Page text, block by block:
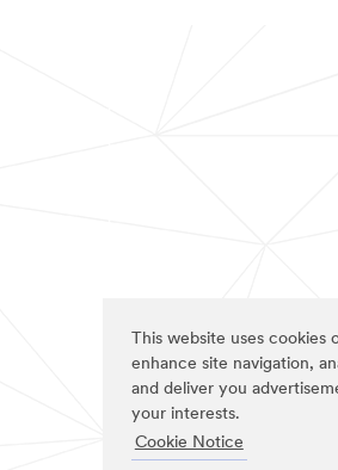
This website uses cookies
enhance site navigation,
and deliver you
your interests.
Cookie Notice